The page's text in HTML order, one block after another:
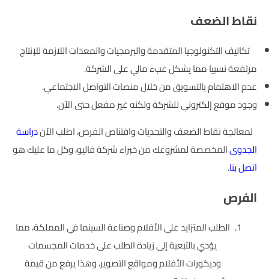
نقاط الضعف
تكاليف التكنولوجيا المتقدمة والبرمجيات والمعدات اللازمة للإنتاج
مرتفعة نسبيا مما يشكل عبء مالي على الشركة.
عدم الاهتمام بالتسويق من خلال منصات التواصل الاجتماعي.
وجود موقع إلكتروني للشركة ولكنه غير مفعل حتى الآن.
لمعالجة نقاط الضعف والتحديات واقتناص الفرص، اطلب الآندراسة
الجدوىالمخصصة لمشروعك من خبراء شركة فاليو، وكل ما عليك هو
اتصل بنا.
الفرص
الطلب المتزايد على الأفلام وصناعة السينما في المملكة، مما
يؤدي بالتبعية إلى زيادة الطلب على خدمات المجسمات
وديكورات الأفلام ومواقع التصوير، وهذا يرفع من قيمة